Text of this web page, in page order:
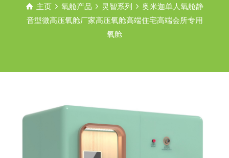
主页 氧舱产品 灵智系列
奥米迦单人氧舱静
音型微高压氧舱厂家高压氧舱高端住宅高端会所专用
氧舱